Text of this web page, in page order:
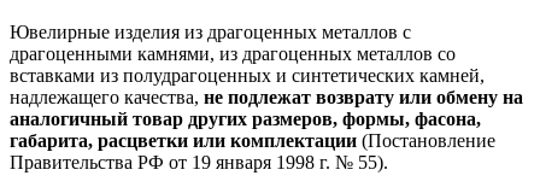
Ювелирные изделия из драгоценных металлов с
драгоценными камнями, из драгоценных металлов со
вставками из полудрагоценных и синтетических камней,
надлежащего качества, не подлежат возврату или обмену на
аналогичный товар других размеров, формы, фасона,
габарита, расцветки или комплектации (Постановление
Правительства РФ от 19 января 1998 г. № 55).